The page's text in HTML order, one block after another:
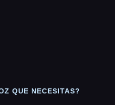
QUE NECESITAS?